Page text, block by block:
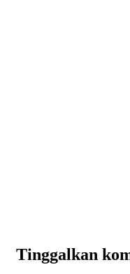
Tinggalkan